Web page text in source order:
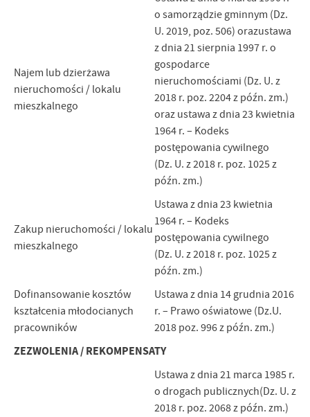
Najem lub dzierżawa
nieruchomości / lokalu
mieszkalnego
o samorządzie gminnym (Dz.
U. 2019, poz. 506) orazustawa
z dnia 21 sierpnia 1997 r. o
gospodarce
nieruchomościami (Dz. U. z
2018 r. poz. 2204 z późn. zm.)
oraz ustawa z dnia 23 kwietnia
1964 r. – Kodeks
postępowania cywilnego
(Dz. U. z 2018 r. poz. 1025 z
późn. zm.)
Zakup nieruchomości / lokalu
mieszkalnego
Ustawa z dnia 23 kwietnia
1964 r. – Kodeks
postępowania cywilnego
(Dz. U. z 2018 r. poz. 1025 z
późn. zm.)
Dofinansowanie kosztów
kształcenia młodocianych
pracowników
Ustawa z dnia 14 grudnia 2016
r. – Prawo oświatowe (Dz.U.
2018 poz. 996 z późn. zm.)
ZEZWOLENIA / REKOMPENSATY
Ustawa z dnia 21 marca 1985 r.
o drogach publicznych(Dz. U. z
2018 r. poz. 2068 z późn. zm.)